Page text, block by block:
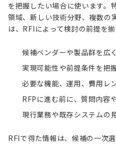
を把握したい場合に使います。
領域、新しい技術分野、複数の
は、RFIによって検討の前提を揃
候補ベンダーや製品群を広
実現可能性や前提条件を把
必要な機能、運用、費用レ
RFPに進む前に、質問内容
現行業務や既存システムの
RFIで得た情報は、候補の一次